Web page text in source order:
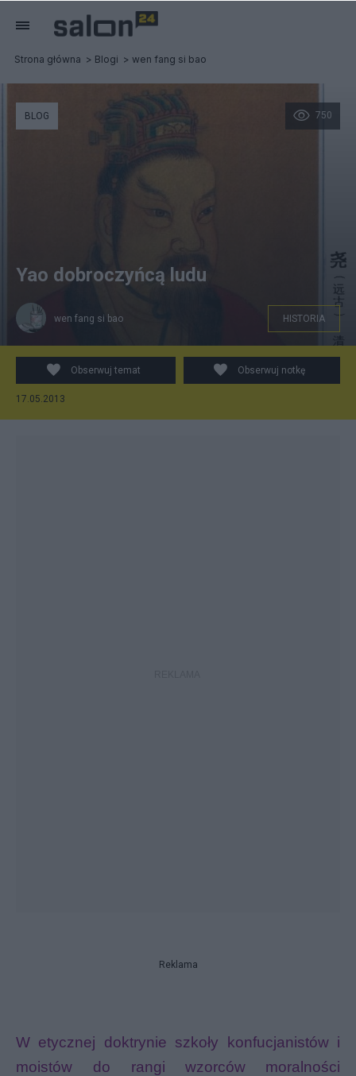
Strona główna Blogi wen fang si bao
Cesarz Yao 01
750
BLOG
Yao dobroczyńcą ludu
wen fang si bao HISTORIA
Obserwuj temat Obserwuj notkę
17.05.2013
Reklama
W etycznej doktrynie szkoły konfucjanistów i
moistów do rangi wzorców
moralności